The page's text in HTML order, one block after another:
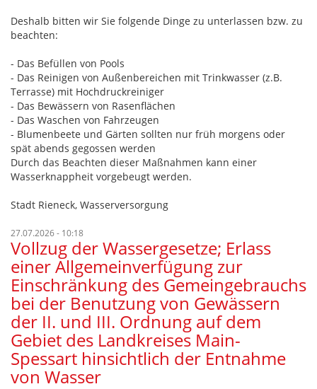
Deshalb bitten wir Sie folgende Dinge zu unterlassen bzw. zu
beachten:
- Das Befüllen von Pools
- Das Reinigen von Außenbereichen mit Trinkwasser (z.B.
Terrasse) mit Hochdruckreiniger
- Das Bewässern von Rasenflächen
- Das Waschen von Fahrzeugen
- Blumenbeete und Gärten sollten nur früh morgens oder
spät abends gegossen werden
Durch das Beachten dieser Maßnahmen kann einer
Wasserknappheit vorgebeugt werden.
Stadt Rieneck, Wasserversorgung
27.07.2026 - 10:18
Vollzug der Wassergesetze; Erlass
einer Allgemeinverfügung zur
Einschränkung des Gemeingebrauchs
bei der Benutzung von Gewässern
der II. und III. Ordnung auf dem
Gebiet des Landkreises Main-
Spessart hinsichtlich der Entnahme
von Wasser